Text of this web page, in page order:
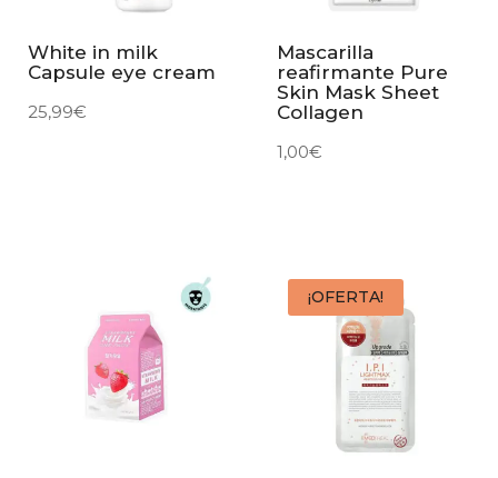
White in milk
Capsule eye cream
25,99€
Mascarilla
reafirmante Pure
Skin Mask Sheet
Collagen
1,00€
¡OFERTA!